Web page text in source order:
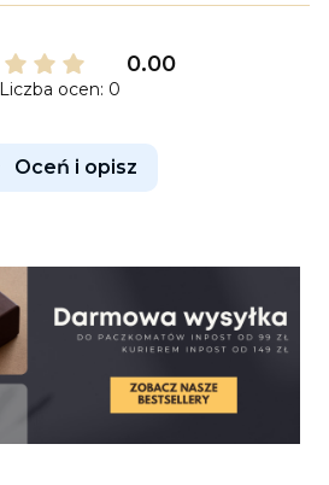
0.00
Liczba ocen: 0
Oceń i opisz